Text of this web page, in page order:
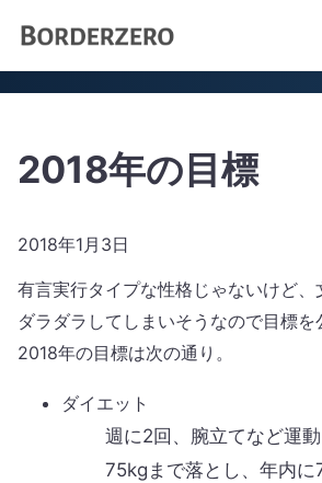
2018年の目標
2018年1月3日
有言実行タイプな性格じゃないけど、
ダラダラしてしまいそうなので目標を
2018年の目標は次の通り。
ダイエット
週に2回、腕立てなど運
75kgまで落とし、年内に